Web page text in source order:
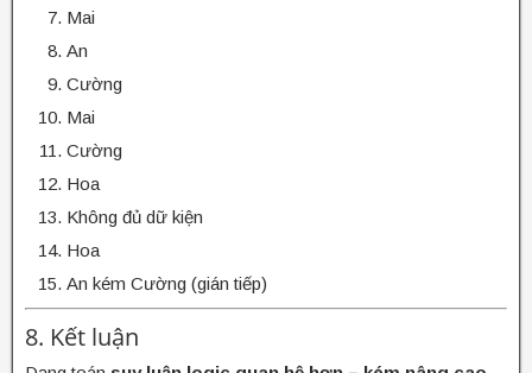
Mai
An
Cường
Mai
Cường
Hoa
Không đủ dữ kiện
Hoa
An kém Cường (gián tiếp)
8. Kết luận